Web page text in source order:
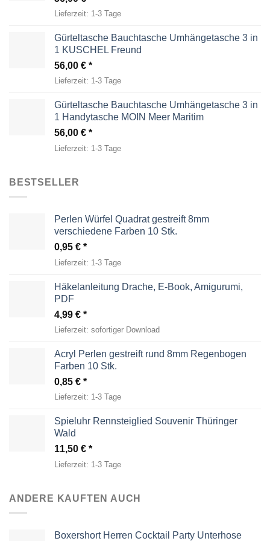
Lieferzeit: 1-3 Tage
Gürteltasche Bauchtasche Umhängetasche 3 in
1 KUSCHEL Freund
56,00 €
Lieferzeit: 1-3 Tage
Gürteltasche Bauchtasche Umhängetasche 3 in
1 Handytasche MOIN Meer Maritim
56,00 €
Lieferzeit: 1-3 Tage
BESTSELLER
Perlen Würfel Quadrat gestreift 8mm
verschiedene Farben 10 Stk.
0,95 €
Lieferzeit: 1-3 Tage
Häkelanleitung Drache, E-Book, Amigurumi,
PDF
4,99 €
Lieferzeit: sofortiger Download
Acryl Perlen gestreift rund 8mm Regenbogen
Farben 10 Stk.
0,85 €
Lieferzeit: 1-3 Tage
Spieluhr Rennsteiglied Souvenir Thüringer
Wald
11,50 €
Lieferzeit: 1-3 Tage
ANDERE KAUFTEN AUCH
Boxershort Herren Cocktail Party Unterhose